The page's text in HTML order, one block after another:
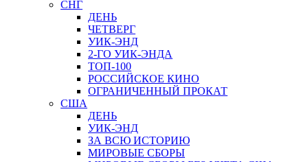
СНГ
ДЕНЬ
ЧЕТВЕРГ
УИК-ЭНД
2-ГО УИК-ЭНДА
ТОП-100
РОССИЙСКОЕ КИНО
ОГРАНИЧЕННЫЙ ПРОКАТ
США
ДЕНЬ
УИК-ЭНД
ЗА ВСЮ ИСТОРИЮ
МИРОВЫЕ СБОРЫ